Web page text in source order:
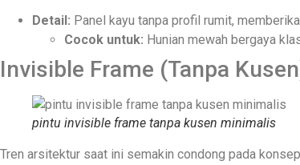
Detail: Panel kayu tanpa profil rumit,
Cocok untuk: Hunian mewah bergaya
Invisible Frame (Tanpa
pintu invisible frame tanpa kusen minimalis
Tren arsitektur saat ini semakin condong pada